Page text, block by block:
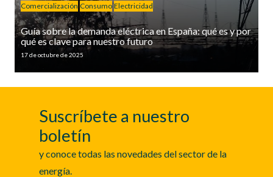
Comercialización Consumo Electricidad
Guía sobre la demanda eléctrica en España: qué es y por
qué es clave para nuestro futuro
17 de octubre de 2025
Suscríbete a nuestro
boletín
y conoce todas las novedades del sector de la
energía.